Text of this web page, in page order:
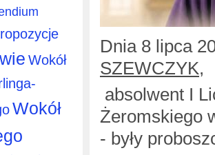
Wokół
Wokół
Dnia 8 lipca
SZEWCZYK,
absolwent I
Żeromskiego
- były